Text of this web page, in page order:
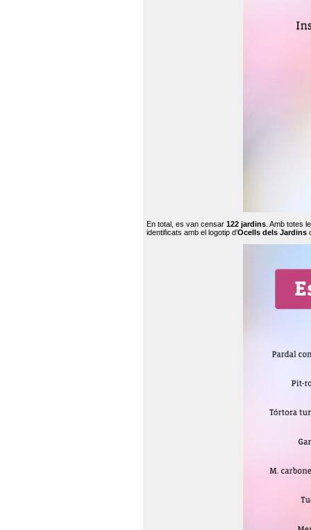
En total, es van censar 122 jardins . Amb totes
identificats amb el logotip d’Ocells dels Jardins